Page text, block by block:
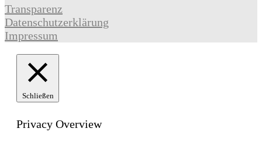
Transparenz
Datenschutzerklärung
Impressum
Schließen
Privacy Overview